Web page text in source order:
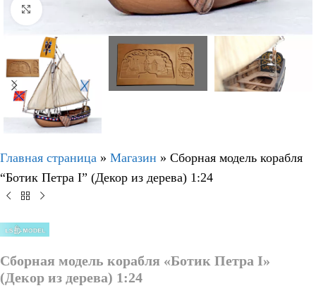
Нажмите, чтобы увеличить
Главная страница » Магазин » Сборная модель корабля
“Ботик Петра I” (Декор из дерева) 1:24
Сборная модель корабля «Ботик Петра I»
(Декор из дерева) 1:24